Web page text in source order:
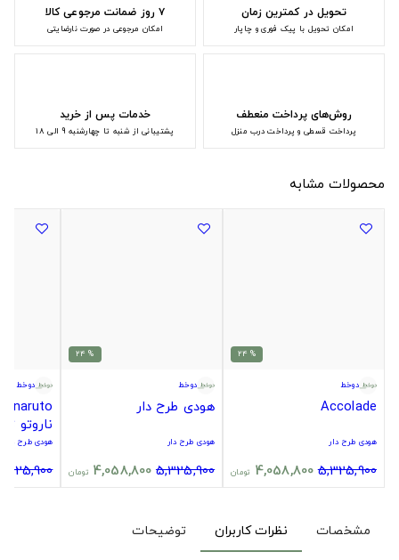
تحویل در کمترین زمان
امکان تحویل با پیک فوری و چاپار
۷ روز ضمانت مرجوعی کالا
امکان مرجوعی در صورت نارضایتی
روش‌های پرداخت منعطف
پرداخت قسطی و پرداخت درب منزل
خدمات پس از خرید
پشتیبانی از شنبه تا چهارشنبه 9 الی 18
محصولات مشابه
% 24
دوخط
Accolade
هودی طرح دار
5,325,900
4,058,800 تومان
% 24
دوخط
هودی طرح دار
هودی طرح دار
5,325,900
4,058,800 تومان
دوخط
ناروتو
هودی طرح دار
مشخصات نظرات کاربران توضیحات